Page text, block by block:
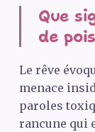
Que
de
Le rêve
menace
paroles
rancune qui